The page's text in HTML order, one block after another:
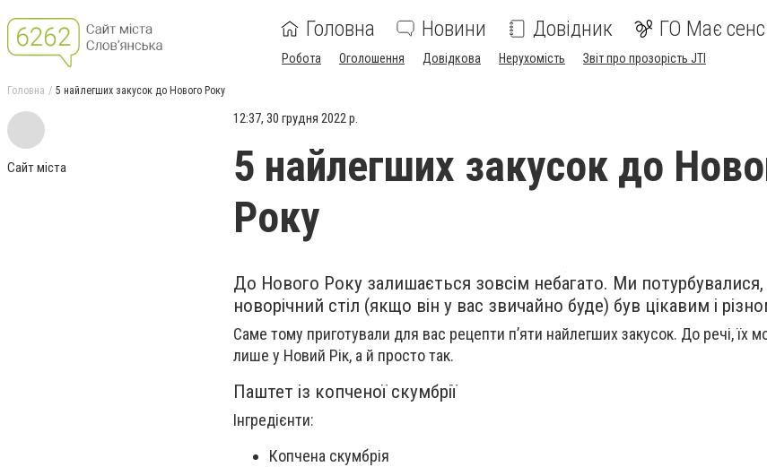
Головна Новини Довідник ГО Має сенс
Робота Оголошення Довідкова Нерухомість Звіт про прозорість JTI
Головна 5 найлегших закусок до Нового Року
Сайт міста
12:37, 30 грудня 2022 р.
5 найлегших закусок до
Року
До Нового Року залишається зовсім небагато. Ми
новорічний стіл (якщо він у вас звичайно буде) був цікавим і
Саме тому приготували для вас рецепти п’яти найлегших закусок. До речі, їх
лише у Новий Рік, а й просто так.
Паштет із копченої скумбрії
Інгредієнти:
Копчена скумбрія